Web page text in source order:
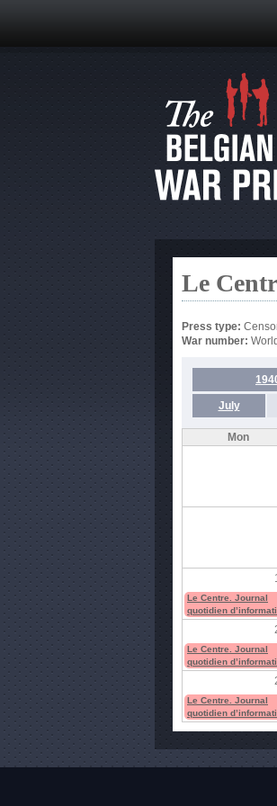
Le
Press type:
War number:
July
Mon
Le Centre. Journal
quotidien
Le Centre. Journal
quotidien
Le Centre. Journal
quotidien